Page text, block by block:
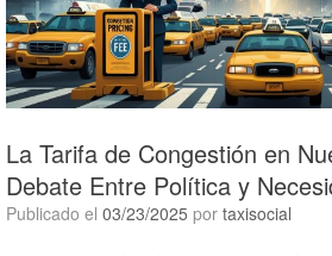
La Tarifa de Congestión en
Debate Entre Política y
Publicado el 03/23/2025 por taxisocial